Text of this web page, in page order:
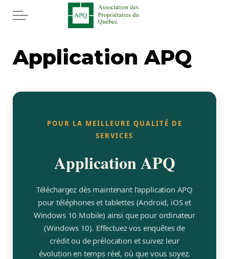
Aller au contenu principal
Actualités
Rabais APQ
Médias
FAQ
Application APQ
POUR LA MEILLEURE QUALITÉ DE
SERVICES
Application APQ
Téléchargez dès maintenant l’application APQ
pour téléphones et tablettes (Android, iOS et
Windows 10 Mobile) ainsi que pour ordinateur
(Windows 10). Effectuez vos enquêtes de
crédit ou de prélocation et suivez leur
évolution en temps réel, où que vous soyez.